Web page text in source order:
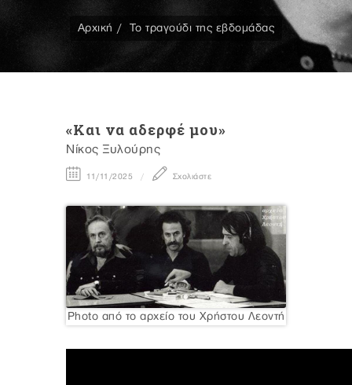
Αρχική Το τραγούδι της εβδομάδας
«Και να αδερφέ μου»
Νίκος Ξυλούρης
11/11/2025 Σχολιάστε
Photo από το αρχείο του Χρήστου Λεοντή